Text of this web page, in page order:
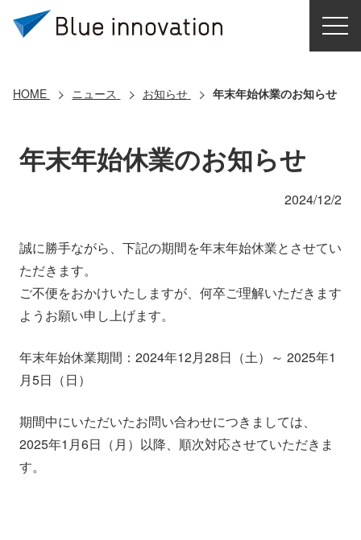
導入事例
お問い合わせ
会社情報
採用情報 資料ダウンロード
HOME ニュース お知らせ 年末年始休業のお知らせ
年末年始休業のお知らせ
2024/12/2
誠に勝手ながら、下記の期間を年末年始休業とさせてい
ただきます。
ご不便をおかけいたしますが、何卒ご理解いただきます
ようお願い申し上げます。
年末年始休業期間：2024年12月28日（土）～ 2025年1
月5日（日）
期間中にいただいたお問い合わせにつきましては、
2025年1月6日（月）以降、順次対応させていただきま
す。